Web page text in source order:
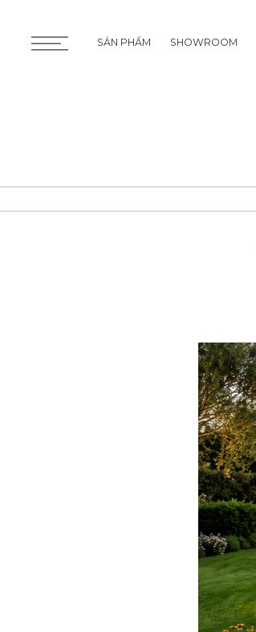
SẢN PHẨM SHOWROOM